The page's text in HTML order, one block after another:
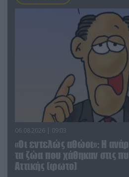
06.08.2026 | 09:03
«Οι εντελώς αθώοι»: Η
τα ζώα που χάθηκαν στις
Αττικής (φωτο)